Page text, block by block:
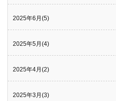
2025年6月(5)
2025年5月(4)
2025年4月(2)
2025年3月(3)